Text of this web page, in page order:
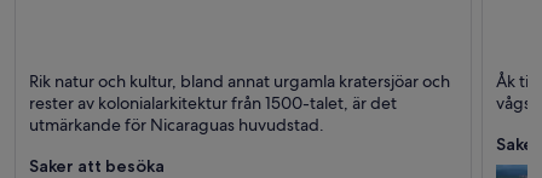
omnejd)
Turer, Vulkan och
Underhållning
Rik natur och kultur, bland annat urgamla kratersjöar och
rester av kolonialarkitektur från 1500-talet, är det
utmärkande för Nicaraguas huvudstad.
Saker att besöka
San
Barer
Åk till